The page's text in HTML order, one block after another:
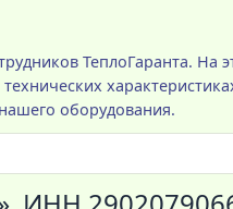
ТеплоГаранта.
оборудования.